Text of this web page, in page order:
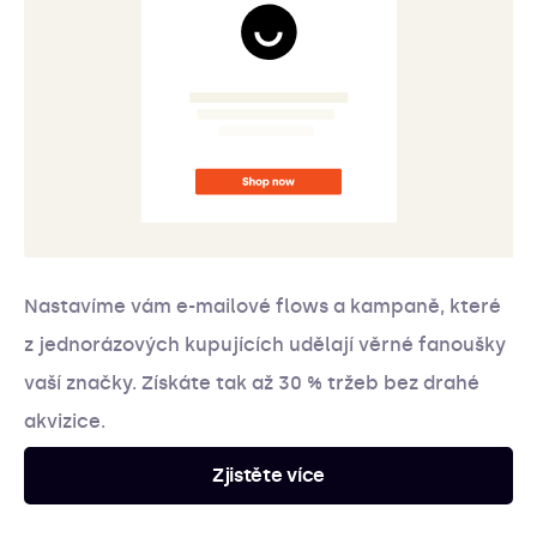
Nastavíme vám e-mailové flows a kampaně, které
z jednorázových kupujících udělají věrné fanoušky
vaší značky. Získáte tak až 30 % tržeb bez drahé
akvizice.
Zjistěte více